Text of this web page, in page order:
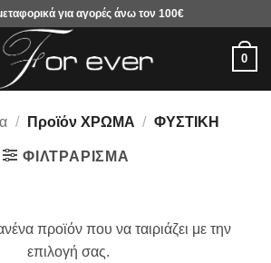
για αγορές άνω τον 100€
0
/ Προϊόν ΧΡΩΜΑ / ΦΥΣΤΙΚΗ
ΦΙΛΤΡΆΡΙΣΜΑ
προϊόν που να ταιριάζει με την
επιλογή σας.